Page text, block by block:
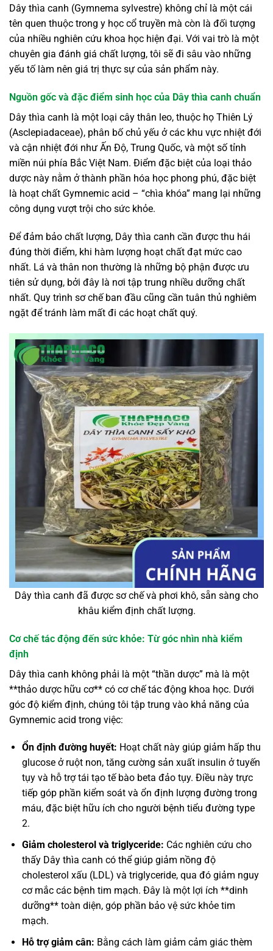
Dây thìa canh (Gymnema sylvestre) không chỉ là một cái
tên quen thuộc trong y học cổ truyền mà còn là đối tượng
của nhiều nghiên cứu khoa học hiện đại. Với vai trò là một
chuyên gia đánh giá chất lượng, tôi sẽ đi sâu vào những
yếu tố làm nên giá trị thực sự của sản phẩm này.
Nguồn gốc và đặc điểm sinh học của Dây thìa canh chuẩn
Dây thìa canh là một loại cây thân leo, thuộc họ Thiên Lý
(Asclepiadaceae), phân bố chủ yếu ở các khu vực nhiệt đới
và cận nhiệt đới như Ấn Độ, Trung Quốc, và một số tỉnh
miền núi phía Bắc Việt Nam. Điểm đặc biệt của loại thảo
dược này nằm ở thành phần hóa học phong phú, đặc biệt
là hoạt chất Gymnemic acid – “chìa khóa” mang lại những
công dụng vượt trội cho sức khỏe.
Để đảm bảo chất lượng, Dây thìa canh cần được thu hái
đúng thời điểm, khi hàm lượng hoạt chất đạt mức cao
nhất. Lá và thân non thường là những bộ phận được ưu
tiên sử dụng, bởi đây là nơi tập trung nhiều dưỡng chất
nhất. Quy trình sơ chế ban đầu cũng cần tuân thủ nghiêm
ngặt để tránh làm mất đi các hoạt chất quý.
Dây thìa canh đã được sơ chế và phơi khô, sẵn sàng cho
khâu kiểm định chất lượng.
Cơ chế tác động đến sức khỏe: Từ góc nhìn nhà kiểm
định
Dây thìa canh không phải là một “thần dược” mà là một
**thảo dược hữu cơ** có cơ chế tác động khoa học. Dưới
góc độ kiểm định, chúng tôi tập trung vào khả năng của
Gymnemic acid trong việc:
Ổn định đường huyết: Hoạt chất này giúp giảm hấp thu
glucose ở ruột non, tăng cường sản xuất insulin ở tuyến
tụy và hỗ trợ tái tạo tế bào beta đảo tụy. Điều này trực
tiếp góp phần kiểm soát và ổn định lượng đường trong
máu, đặc biệt hữu ích cho người bệnh tiểu đường type
2.
Giảm cholesterol và triglyceride: Các nghiên cứu cho
thấy Dây thìa canh có thể giúp giảm nồng độ
cholesterol xấu (LDL) và triglyceride, qua đó giảm nguy
cơ mắc các bệnh tim mạch. Đây là một lợi ích **dinh
dưỡng** toàn diện, góp phần bảo vệ sức khỏe tim
mạch.
Hỗ trợ giảm cân: Bằng cách làm giảm cảm giác thèm